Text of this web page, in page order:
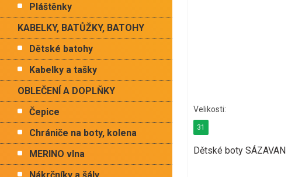
Pláštěnky
KABELKY, BATŮŽKY, BATOHY
Dětské batohy
Kabelky a tašky
OBLEČENÍ A DOPLŇKY
Čepice
Chrániče na boty, kolena
MERINO vlna
Dětské boty
31